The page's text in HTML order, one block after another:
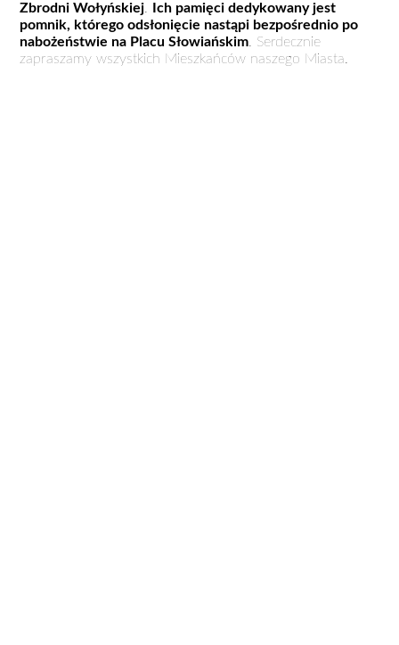
Zbrodni Wołyńskiej
Ich pamięci dedykowany jest
pomnik, którego odsłonięcie nastąpi bezpośrednio po
nabożeństwie na Placu Słowiańskim . Serdecznie
zapraszamy wszystkich Mieszkańców naszego Miasta.